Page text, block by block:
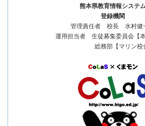
熊本県教育情報システム
登録機関
管理責任者 校長 水村健
運用担当者 生徒募集委員会【本
総務部【マリン校